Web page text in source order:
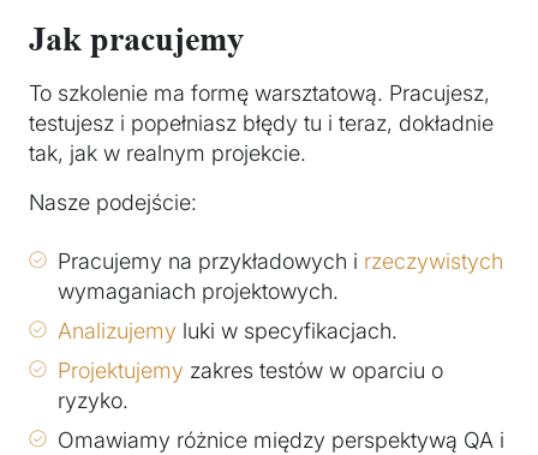
Jak pracujemy
To szkolenie ma formę warsztatową. Pracujesz,
testujesz i popełniasz błędy tu i teraz, dokładnie
tak, jak w realnym projekcie.
Nasze podejście:
Pracujemy na przykładowych i rzeczywistych
wymaganiach projektowych.
Analizujemy luki w specyfikacjach.
Projektujemy zakres testów w oparciu o
ryzyko.
Omawiamy różnice między perspektywą QA i